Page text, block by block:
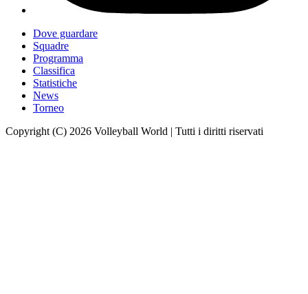
Dove guardare
Squadre
Programma
Classifica
Statistiche
News
Torneo
Copyright (C) 2026 Volleyball World | Tutti i diritti riservati